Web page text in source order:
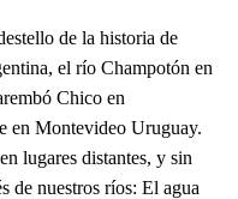
de la historia de
el río Champotón en
Chico en
en Montevideo Uruguay.
lugares distantes, y sin
de nuestros ríos: El agua